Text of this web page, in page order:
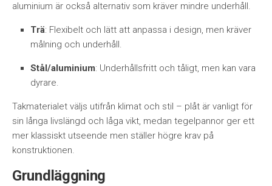
aluminium är också alternativ som kräver mindre underhåll.
Trä: Flexibelt och lätt att anpassa i design, men kräver
målning och underhåll.
Stål/aluminium: Underhållsfritt och tåligt, men kan vara
dyrare.
Takmaterialet väljs utifrån klimat och stil – plåt är vanligt för
sin långa livslängd och låga vikt, medan tegelpannor ger ett
mer klassiskt utseende men ställer högre krav på
konstruktionen.
Grundläggning